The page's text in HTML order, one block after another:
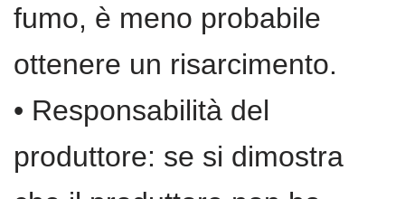
fumo, è meno probabile
ottenere un risarcimento.
• Responsabilità del
produttore: se si dimostra